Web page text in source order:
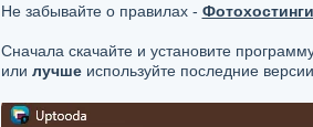
Не забывайте о правилах -
Сначала скачайте и установите
или лучшеиспользуйте последние